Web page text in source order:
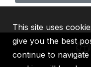
This site uses
give you the best
continue to